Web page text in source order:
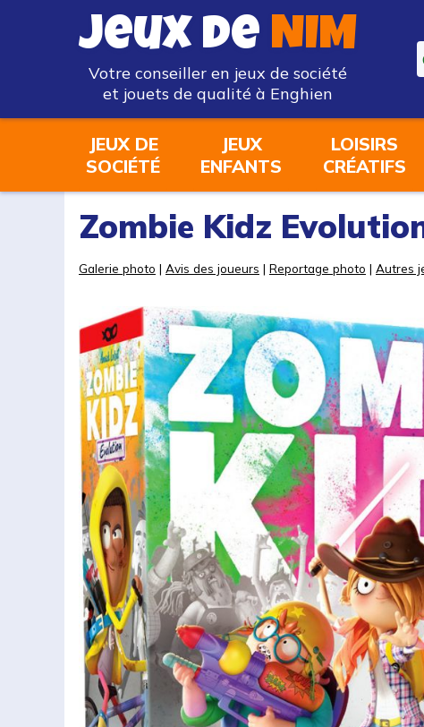
Jeux de NIM
Votre conseiller en jeux de société
et jouets de qualité à Enghien
JEUX DE
SOCIÉTÉ
JEUX
ENFANTS
LOISIRS
CRÉATIFS
Zombie Kidz
Galerie photo | Avis des joueurs | Reportage photo | Autres